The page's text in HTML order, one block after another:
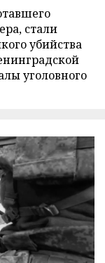
стали
убийства
уголовного